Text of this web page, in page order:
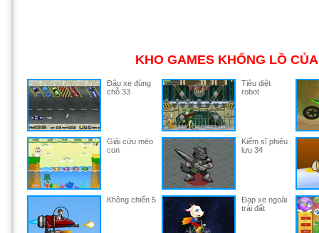
KHO GAMES KHỔNG LỒ
Đậu xe đúng
chỗ 33
Tiêu diệt
robot
Giải cứu mèo
con
Kiếm sĩ phiêu
lưu 34
Không chiến 5
Đạp xe ngoài
trái đất